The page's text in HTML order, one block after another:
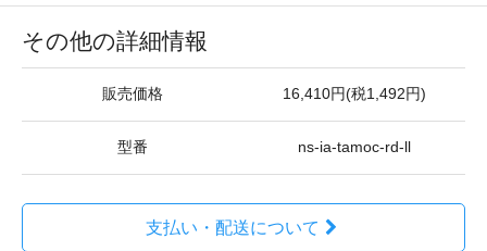
その他の詳細情報
販売価格 16,410円(税1,492円)
型番 ns-ia-tamoc-rd-ll
支払い・配送について